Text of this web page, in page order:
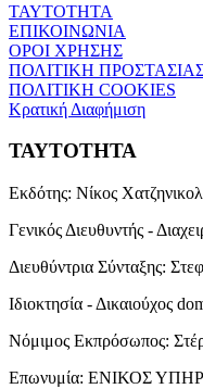
ΤΑΥΤΟΤΗΤΑ
ΕΠΙΚΟΙΝΩΝΙΑ
ΟΡΟΙ ΧΡΗΣΗΣ
ΠΟΛΙΤΙΚΗ
ΠΟΛΙΤΙΚΗ COOKIES
Κρατική Διαφήμιση
ΤΑΥΤΟΤΗΤΑ
Εκδότης: Νίκος
Γενικός Διευθυντής -
Διευθύντρια Σύνταξης:
Ιδιοκτησία - Δικαιούχος
Νόμιμος Εκπρόσωπος:
Επωνυμία: ΕΝΙΚΟΣ